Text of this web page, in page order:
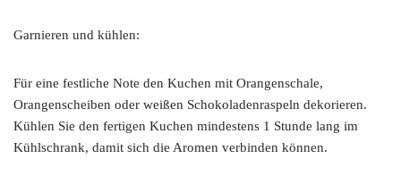
Garnieren und kühlen:
Für eine festliche Note den Kuchen mit Orangenschale,
Orangenscheiben oder weißen Schokoladenraspeln dekorieren.
Kühlen Sie den fertigen Kuchen mindestens 1 Stunde lang im
Kühlschrank, damit sich die Aromen verbinden können.